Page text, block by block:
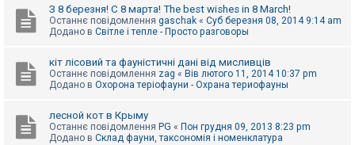
е
и
з
З 8 березня! С 8 марта! The best wishes in 8 March!
Останнє повідомлення gaschak « Суб березня 08, 2014 9:14 am
Додано в Світле і тепле - Просто разговоры
кіт лісовий та фауністичні дані від мисливців
Останнє повідомлення zag « Вів лютого 11, 2014 10:37 pm
Додано в Охорона теріофауни - Охрана териофауны
лесной кот в Крыму
Останнє повідомлення PG « Пон грудня 09, 2013 8:23 pm
Додано в Склад фауни, таксономія і номенклатура